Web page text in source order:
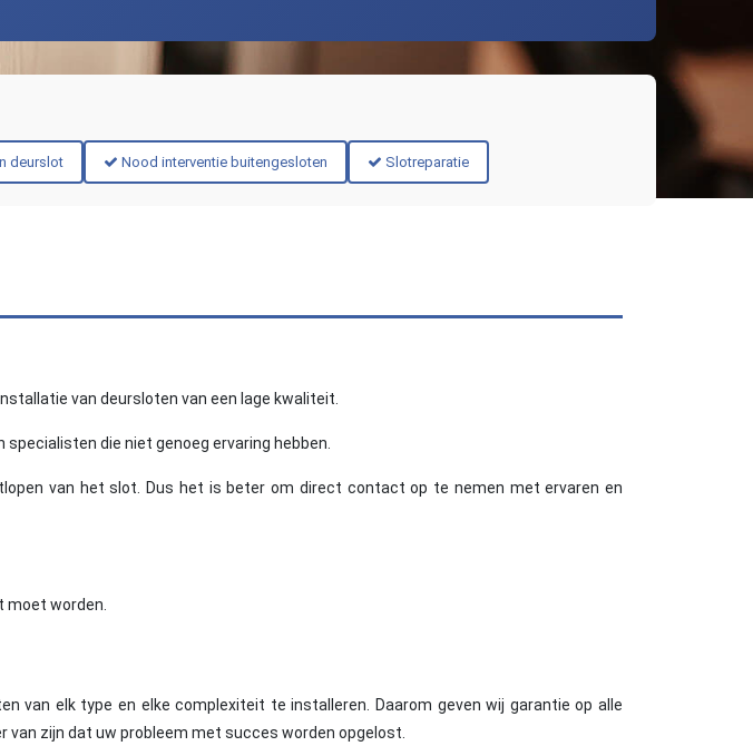
deurslot Nood interventie buitengesloten Slotreparatie
van deursloten van een lage kwaliteit.
die niet genoeg ervaring hebben.
van het slot. Dus het is beter om direct contact op te nemen met ervaren en
moet worden.
van elk type en elke complexiteit te installeren. Daarom geven wij garantie op alle
zijn dat uw probleem met succes worden opgelost.